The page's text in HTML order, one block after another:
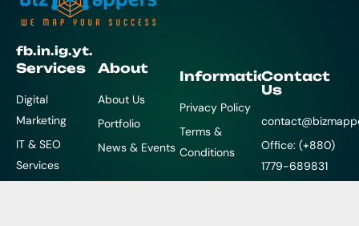
fb.in.ig.yt.
Services
Digital
Marketing
IT & SEO
Services
About
About Us
Portfolio
News & Events
Information
Privacy Policy
Terms &
Conditions
Contact
Us
Office: (+880)
1779-689831